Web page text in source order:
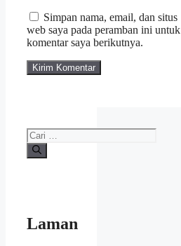
Simpan nama, email, dan situs
web saya pada peramban ini untuk
komentar saya berikutnya.
Cari
untuk:
Laman